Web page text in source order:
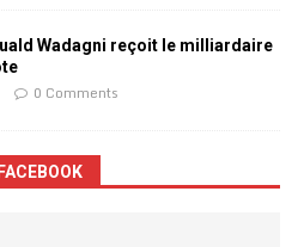
Wadagni reçoit le milliardaire
0 Comments